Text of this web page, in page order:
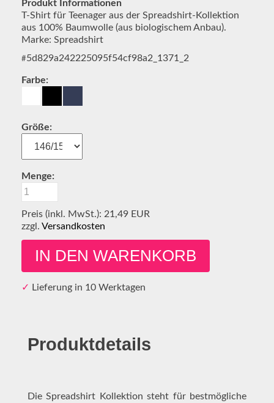
Produkt Informationen
T-Shirt für Teenager aus der Spreadshirt-Kollektion
aus 100% Baumwolle (aus biologischem Anbau).
Marke: Spreadshirt
#5d829a242225095f54cf98a2_1371_2
Farbe:
Größe:
Menge:
Preis (inkl. MwSt.): 21,49 EUR
zzgl. Versandkosten
✓ Lieferung in 10 Werktagen
Produktdetails
Die Spreadshirt Kollektion steht für bestmögliche